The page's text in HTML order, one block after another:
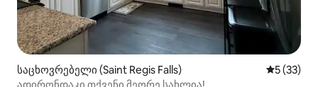
საცხოვრებელი (Saint Regis Falls) საშუალო
5 (33)